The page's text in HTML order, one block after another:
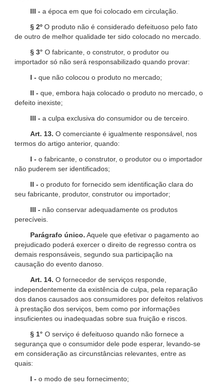
III - a época em que foi colocado em circulação.
§ 2º O produto não é considerado defeituoso pelo fato
de outro de melhor qualidade ter sido colocado no mercado.
§ 3° O fabricante, o construtor, o produtor ou
importador só não será responsabilizado quando provar:
I - que não colocou o produto no mercado;
II - que, embora haja colocado o produto no mercado, o
defeito inexiste;
III - a culpa exclusiva do consumidor ou de terceiro.
Art. 13. O comerciante é igualmente responsável, nos
termos do artigo anterior, quando:
I - o fabricante, o construtor, o produtor ou o importador
não puderem ser identificados;
II - o produto for fornecido sem identificação clara do
seu fabricante, produtor, construtor ou importador;
III - não conservar adequadamente os produtos
perecíveis.
Parágrafo único. Aquele que efetivar o pagamento ao
prejudicado poderá exercer o direito de regresso contra os
demais responsáveis, segundo sua participação na
causação do evento danoso.
Art. 14. O fornecedor de serviços responde,
independentemente da existência de culpa, pela reparação
dos danos causados aos consumidores por defeitos relativos
à prestação dos serviços, bem como por informações
insuficientes ou inadequadas sobre sua fruição e riscos.
§ 1° O serviço é defeituoso quando não fornece a
segurança que o consumidor dele pode esperar, levando-se
em consideração as circunstâncias relevantes, entre as
quais:
I - o modo de seu fornecimento;